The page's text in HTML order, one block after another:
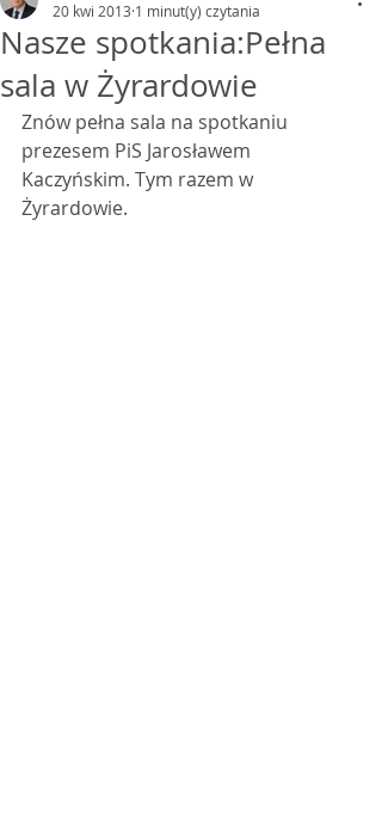
Nasze spotkania:Pełna
sala w Żyrardowie
20 kwi 2013 1 minut(y) czytania
Znów pełna sala na spotkaniu
prezesem PiS Jarosławem
Kaczyńskim. Tym razem w
Żyrardowie.